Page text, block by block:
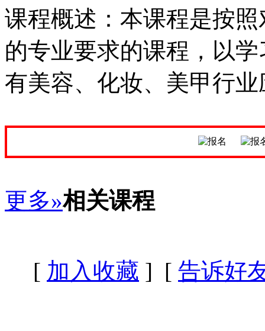
课程概述：本课程是按
的专业要求的课程，以
有美容、化妆、美甲行
更多»相关课程
[ 加入收藏 ] [ 告诉好